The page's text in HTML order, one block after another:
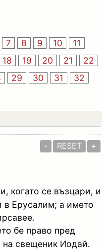
7 8 9 10
11
18 19 20 21
22
29 30 31
32
- RESET +
когато се възцари, и
в Ерусалим; а името
бе право пред
на свещеник Иодай.